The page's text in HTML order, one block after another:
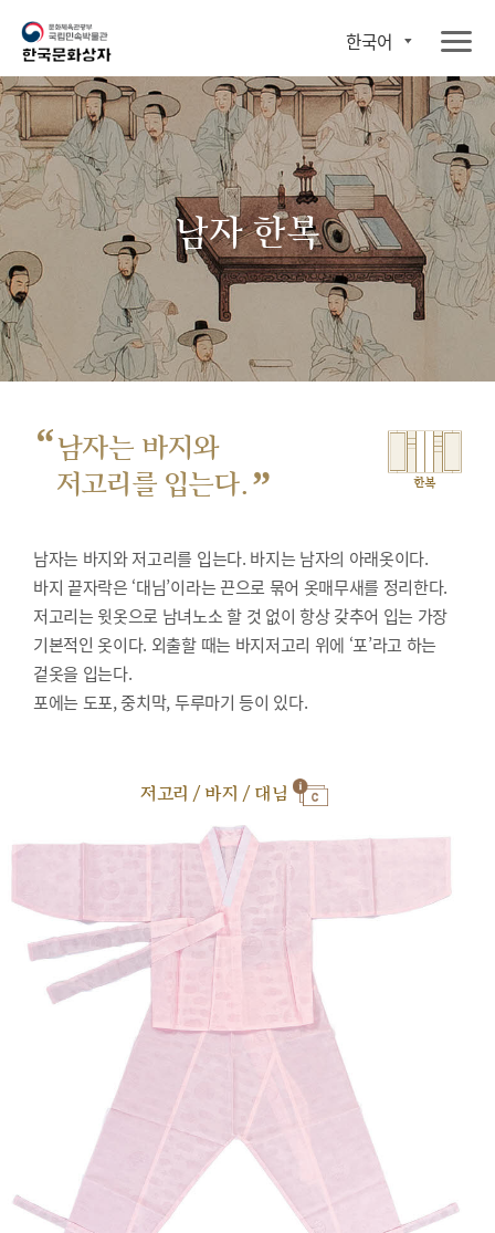
한국어
남자 한복
“남자는 바지와
저고리를 입는다. ” 한복
남자는 바지와 저고리를 입는다. 바지는 남자의 아래옷이다.
바지 끝자락은 ‘대님’이라는 끈으로 묶어 옷매무새를 정리한다.
저고리는 윗옷으로 남녀노소 할 것 없이 항상 갖추어 입는 가장
기본적인 옷이다. 외출할 때는 바지저고리 위에 ‘포’라고 하는
겉옷을 입는다.
포에는 도포, 중치막, 두루마기 등이 있다.
저고리 / 바지 / 대님